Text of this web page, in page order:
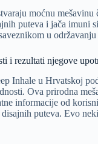
moćnu mešavinu
puteva i jača imuni
u
i rezultati njegove
Inhale u Hrvatskoj
Ova prirodna
informacije od
puteva. Evo